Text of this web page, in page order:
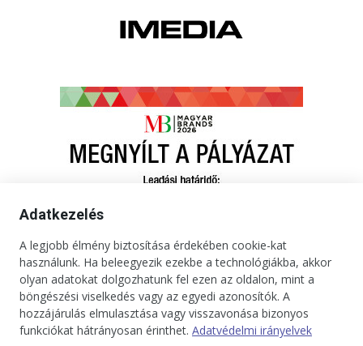
Adatkezelés
A legjobb élmény biztosítása érdekében cookie-kat
használunk. Ha beleegyezik ezekbe a technológiákba, akkor
olyan adatokat dolgozhatunk fel ezen az oldalon, mint a
böngészési viselkedés vagy az egyedi azonosítók. A
hozzájárulás elmulasztása vagy visszavonása bizonyos
funkciókat hátrányosan érinthet. Adatvédelmi irányelvek